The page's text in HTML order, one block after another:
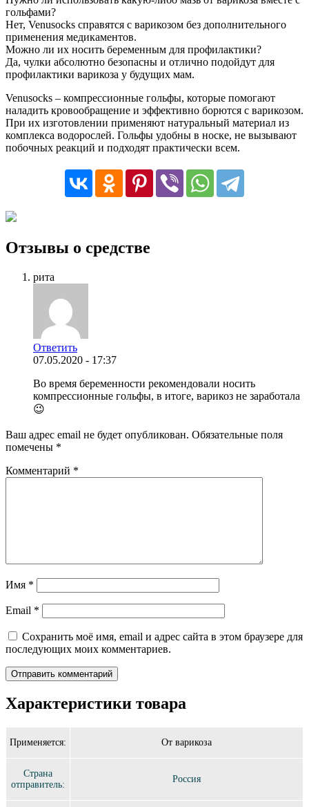
гольфами?
Нет, Venusocks справятся с варикозом без дополнительного
применения медикаментов.
Можно ли их носить беременным для профилактики?
Да, чулки абсолютно безопасны и отлично подойдут для
профилактики варикоза у будущих мам.
Venusocks – компрессионные гольфы, которые помогают
наладить кровообращение и эффективно борются с варикозом.
При их изготовлении применяют натуральный материал из
комплекса водорослей. Гольфы удобны в носке, не вызывают
побочных реакций и подходят практически всем.
Отзывы о средстве
рита
Ответить
07.05.2020 - 17:37
Во время беременности рекомендовали носить
компрессионные гольфы, в итоге, варикоз не заработала
😉
Ваш адрес email не будет опубликован. Обязательные поля
помечены *
Комментарий *
Имя *
Email *
Сохранить моё имя, email и адрес сайта в этом браузере для
последующих моих комментариев.
Характеристики товара
Применяется: От варикоза
Страна
отправитель:
Россия